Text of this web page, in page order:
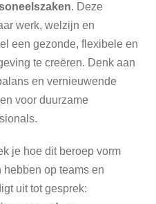
. Deze
werk, welzijn en
een gezonde, flexibele en
te creëren. Denk aan
en vernieuwende
voor duurzame
je hoe dit beroep vorm
hebben op teams en
uit tot gesprek: